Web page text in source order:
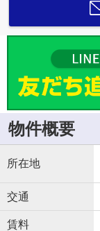
物件概要
所在地
交通
賃料